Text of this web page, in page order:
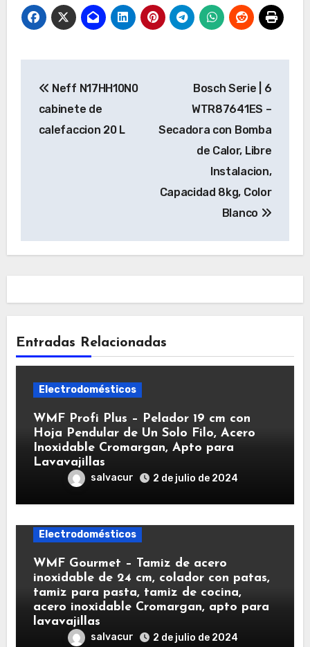
de
entradas
Neff N17HH10N0
cabinete de
calefaccion 20 L
Bosch Serie | 6
WTR87641ES –
Secadora con Bomba
de Calor, Libre
Instalacion,
Capacidad 8kg, Color
Blanco
Entradas Relacionadas
Electrodomésticos
WMF Profi Plus – Pelador 19 cm con
Hoja Pendular de Un Solo Filo, Acero
Inoxidable Cromargan, Apto para
Lavavajillas
salvacur 2 de julio de 2024
Electrodomésticos
WMF Gourmet – Tamiz de acero
inoxidable de 24 cm, colador con patas,
tamiz para pasta, tamiz de cocina,
acero inoxidable Cromargan, apto para
lavavajillas
salvacur 2 de julio de 2024